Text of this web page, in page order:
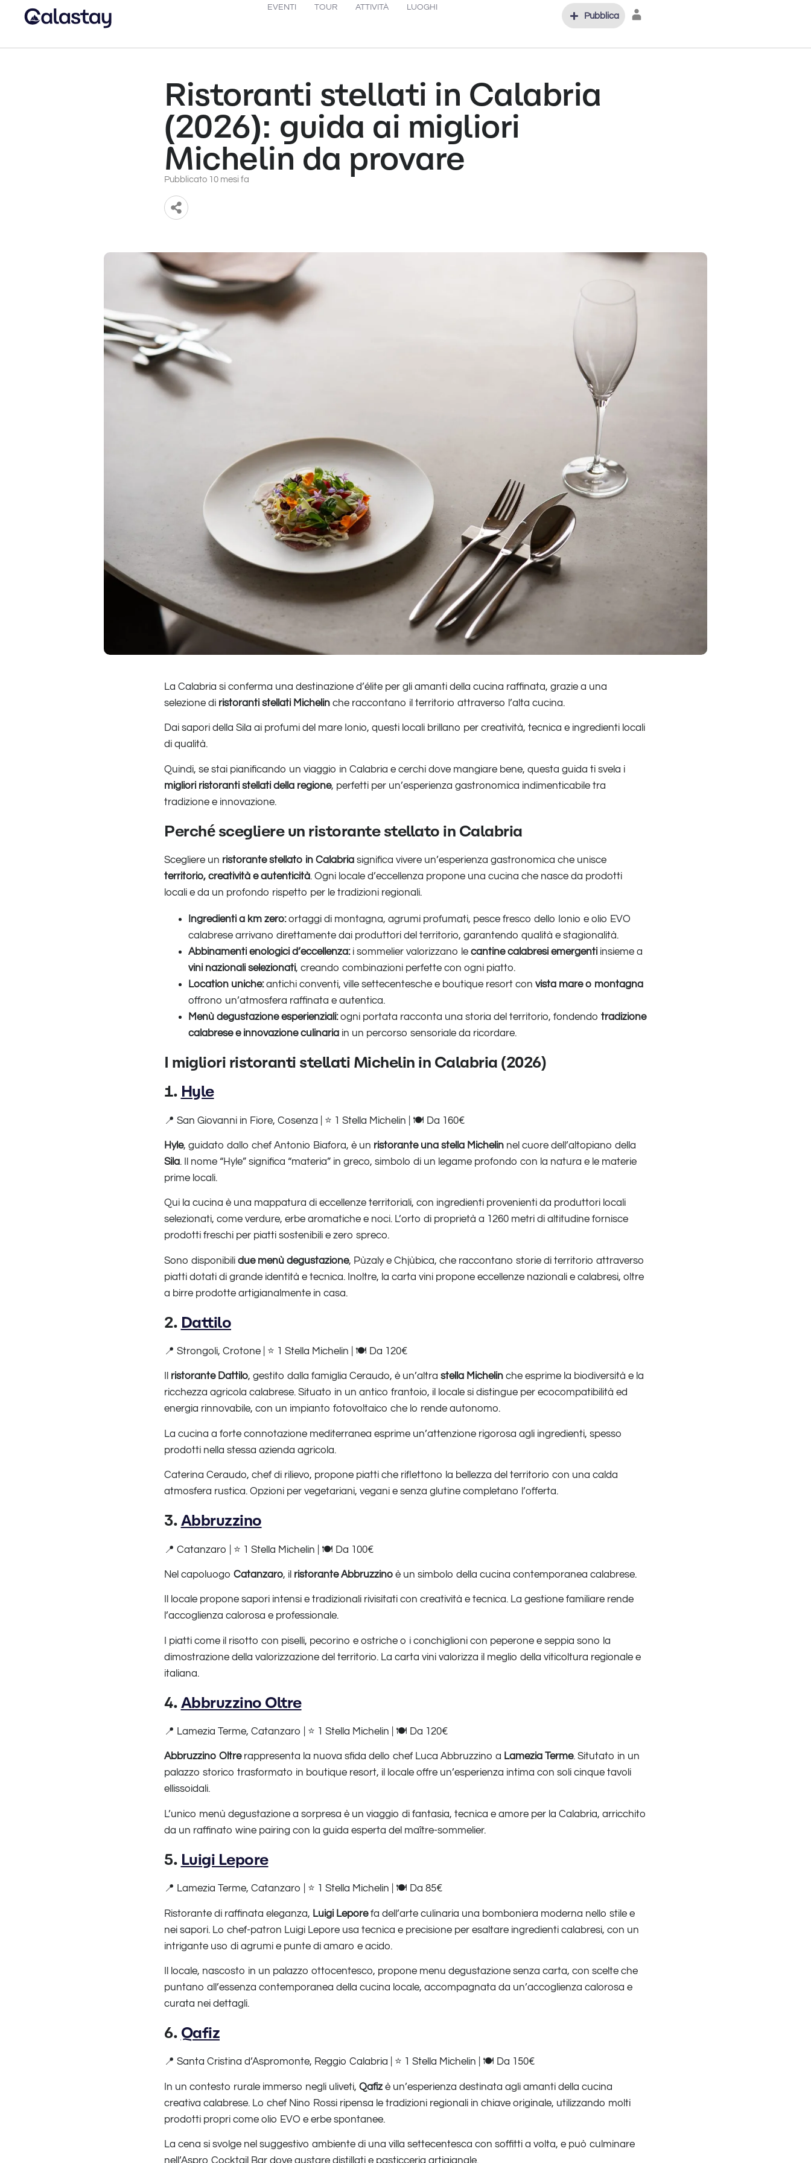
EVENTI TOUR ATTIVITÀ LUOGHI
Pubblica
Ristoranti stellati in Calabria
(2026): guida ai migliori
Michelin da provare
Pubblicato 10 mesi fa
La Calabria si conferma una destinazione d’élite per gli amanti della cucina raffinata, grazie a una
selezione di ristoranti stellati Michelin che raccontano il territorio attraverso l’alta cucina.
Dai sapori della Sila ai profumi del mare Ionio, questi locali brillano per creatività, tecnica e ingredienti locali
di qualità.
Quindi, se stai pianificando un viaggio in Calabria e cerchi dove mangiare bene, questa guida ti svela i
migliori ristoranti stellati della regione, perfetti per un’esperienza gastronomica indimenticabile tra
tradizione e innovazione.
Perché scegliere un ristorante stellato in Calabria
Scegliere un ristorante stellato in Calabria significa vivere un’esperienza gastronomica che unisce
territorio, creatività e autenticità. Ogni locale d’eccellenza propone una cucina che nasce da prodotti
locali e da un profondo rispetto per le tradizioni regionali.
Ingredienti a km zero:ortaggi di montagna, agrumi profumati, pesce fresco dello Ionio e olio EVO
calabrese arrivano direttamente dai produttori del territorio, garantendo qualità e stagionalità.
Abbinamenti enologici d’eccellenza:i sommelier valorizzano le cantine calabresi emergenti insieme a
vini nazionali selezionati, creando combinazioni perfette con ogni piatto.
Location uniche:antichi conventi, ville settecentesche e boutique resort con vista mare o montagna
offrono un’atmosfera raffinata e autentica.
Menù degustazione esperienziali:ogni portata racconta una storia del territorio, fondendo tradizione
calabrese e innovazione culinaria in un percorso sensoriale da ricordare.
I migliori ristoranti stellati Michelin in Calabria (2026)
1. Hyle
📍 San Giovanni in Fiore, Cosenza | ⭐ 1 Stella Michelin | 🍽️ Da 160€
Hyle, guidato dallo chef Antonio Biafora, è un ristorante una stella Michelin nel cuore dell’altopiano della
Sila. Il nome “Hyle” significa “materia” in greco, simbolo di un legame profondo con la natura e le materie
prime locali.
Qui la cucina è una mappatura di eccellenze territoriali, con ingredienti provenienti da produttori locali
selezionati, come verdure, erbe aromatiche e noci. L’orto di proprietà a 1260 metri di altitudine fornisce
prodotti freschi per piatti sostenibili e zero spreco.
Sono disponibili due menù degustazione, Pùzaly e Chjùbica, che raccontano storie di territorio attraverso
piatti dotati di grande identità e tecnica. Inoltre, la carta vini propone eccellenze nazionali e calabresi, oltre
a birre prodotte artigianalmente in casa.
2. Dattilo
📍 Strongoli, Crotone | ⭐ 1 Stella Michelin | 🍽️ Da 120€
ristorante Dattilo, gestito dalla famiglia Ceraudo, è un’altra stella Michelin che esprime la biodiversità e la
ricchezza agricola calabrese. Situato in un antico frantoio, il locale si distingue per ecocompatibilità ed
energia rinnovabile, con un impianto fotovoltaico che lo rende autonomo.
La cucina a forte connotazione mediterranea esprime un’attenzione rigorosa agli ingredienti, spesso
prodotti nella stessa azienda agricola.
Caterina Ceraudo, chef di rilievo, propone piatti che riflettono la bellezza del territorio con una calda
atmosfera rustica. Opzioni per vegetariani, vegani e senza glutine completano l’offerta.
3. Abbruzzino
📍 Catanzaro | ⭐ 1 Stella Michelin | 🍽️ Da 100€
Nel capoluogo Catanzaro, il ristorante Abbruzzino è un simbolo della cucina contemporanea calabrese.
Il locale propone sapori intensi e tradizionali rivisitati con creatività e tecnica. La gestione familiare rende
l’accoglienza calorosa e professionale.
I piatti come il risotto con piselli, pecorino e ostriche o i conchiglioni con peperone e seppia sono la
dimostrazione della valorizzazione del territorio. La carta vini valorizza il meglio della viticoltura regionale e
italiana.
4. Abbruzzino Oltre
📍 Lamezia Terme, Catanzaro | ⭐ 1 Stella Michelin | 🍽️ Da 120€
Abbruzzino Oltrerappresenta la nuova sfida dello chef Luca Abbruzzino a Lamezia Terme. Situtato in un
palazzo storico trasformato in boutique resort, il locale offre un’esperienza intima con soli cinque tavoli
ellissoidali.
L’unico menù degustazione a sorpresa è un viaggio di fantasia, tecnica e amore per la Calabria, arricchito
da un raffinato wine pairing con la guida esperta del maître-sommelier.
5. Luigi Lepore
📍 Lamezia Terme, Catanzaro | ⭐ 1 Stella Michelin | 🍽️ Da 85€
Ristorante di raffinata eleganza, Luigi Leporefa dell’arte culinaria una bomboniera moderna nello stile e
nei sapori. Lo chef-patron Luigi Lepore usa tecnica e precisione per esaltare ingredienti calabresi, con un
intrigante uso di agrumi e punte di amaro e acido.
Il locale, nascosto in un palazzo ottocentesco, propone menu degustazione senza carta, con scelte che
puntano all’essenza contemporanea della cucina locale, accompagnata da un’accoglienza calorosa e
curata nei dettagli.
6. Qafiz
📍 Santa Cristina d’Aspromonte, Reggio Calabria | ⭐ 1 Stella Michelin | 🍽️ Da 150€
In un contesto rurale immerso negli uliveti, Qafiz è un’esperienza destinata agli amanti della cucina
creativa calabrese. Lo chef Nino Rossi ripensa le tradizioni regionali in chiave originale, utilizzando molti
prodotti propri come olio EVO e erbe spontanee.
La cena si svolge nel suggestivo ambiente di una villa settecentesca con soffitti a volta, e può culminare
nell’Aspro Cocktail Bar dove gustare distillati e pasticceria artigianale.